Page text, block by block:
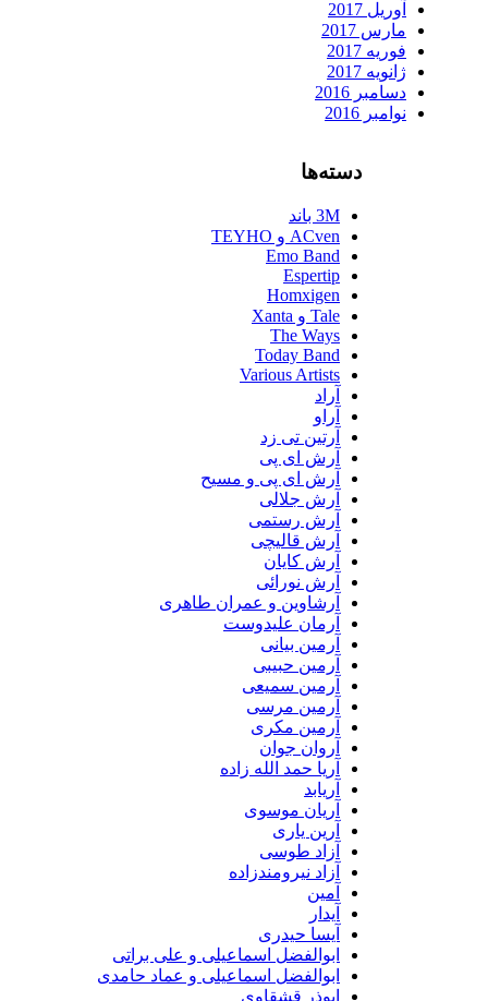
مارس 2017
دسامبر 2016
ACven و TEYHO
Emo Band
Espertip
Homxigen
The Ways
Today Band
Various Artists
آرتین تی زد
آرش ای پی
آرش ای پی و مسیح
آرش جلالی
آرش رستمی
آرش قالیچی
آرش کایان
آرش نورائی
آرشاوین و عمران طاهری
آرمان علیدوست
آرمین بیانی
آرمین حبیبی
آرمین سمیعی
آرمین مرسی
آرمین مکری
آروان جوان
آریا حمد الله زاده
آریان موسوی
آرین یاری
آزاد طوسی
آزاد نیرومندزاده
آیسا حیدری
ابوالفضل اسماعیلی و علی براتی
ابوالفضل اسماعیلی و عماد حامدی
ابوذر قشقاوی